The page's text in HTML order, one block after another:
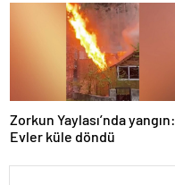
Zorkun Yaylası’nda yangın:
Evler küle döndü